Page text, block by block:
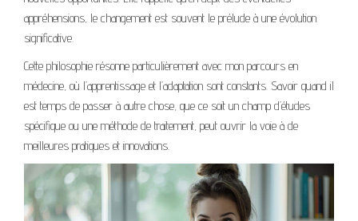
appréhensions, le changement est souvent le prélude à une évolution
significative.
Cette philosophie résonne particulièrement avec mon parcours en
médecine, où l’apprentissage et l’adaptation sont constants. Savoir quand il
est temps de passer à autre chose, que ce soit un champ d’études
spécifique ou une méthode de traitement, peut ouvrir la voie à de
meilleures pratiques et innovations.